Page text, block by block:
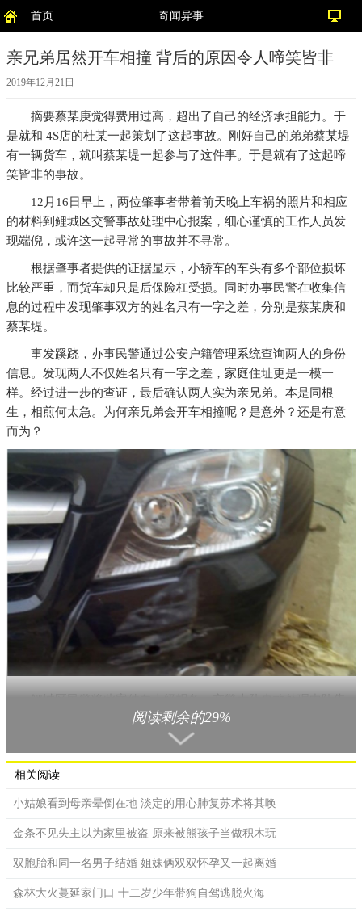
首页 奇闻异事
亲兄弟居然开车相撞 背后的原因令人啼笑皆非
2019年12月21日
摘要蔡某庚觉得费用过高，超出了自己的经济承担能力。于
是就和 4S店的杜某一起策划了这起事故。刚好自己的弟弟蔡某堤
有一辆货车，就叫蔡某堤一起参与了这件事。于是就有了这起啼
笑皆非的事故。
12月16日早上，两位肇事者带着前天晚上车祸的照片和相应
的材料到鲤城区交警事故处理中心报案，细心谨慎的工作人员发
现端倪，或许这一起寻常的事故并不寻常。
根据肇事者提供的证据显示，小轿车的车头有多个部位损坏
比较严重，而货车却只是后保险杠受损。同时办事民警在收集信
息的过程中发现肇事双方的姓名只有一字之差，分别是蔡某庚和
蔡某堤。
事发蹊跷，办事民警通过公安户籍管理系统查询两人的身份
信息。发现两人不仅姓名只有一字之差，家庭住址更是一模一
样。经过进一步的查证，最后确认两人实为亲兄弟。本是同根
生，相煎何太急。为何亲兄弟会开车相撞呢？是意外？还是有意
而为？
中队长表示此案件极有可能是故意制造事故的骗保案件。因此此
事故被上提为案件处理，而不是作为一起普通的交通事故。
经过审讯，肇事者蔡某庚交代此事故是自己策划的。动机是
比较严重，维修费用较高，而且此次的维修费用不能报保险理
应的证据和事故信息。这辆车其实并不是蔡某庚本 人所有，其所
有人是他的老板陈某。因为前几日驾驶过程中不小心发生了碰
阅读剩余的29%
相关阅读
小姑娘看到母亲晕倒在地 淡定的用心肺复苏术将其唤
金条不见失主以为家里被盗 原来被熊孩子当做积木玩
双胞胎和同一名男子结婚 姐妹俩双双怀孕又一起离婚
森林大火蔓延家门口 十二岁少年带狗自驾逃脱火海